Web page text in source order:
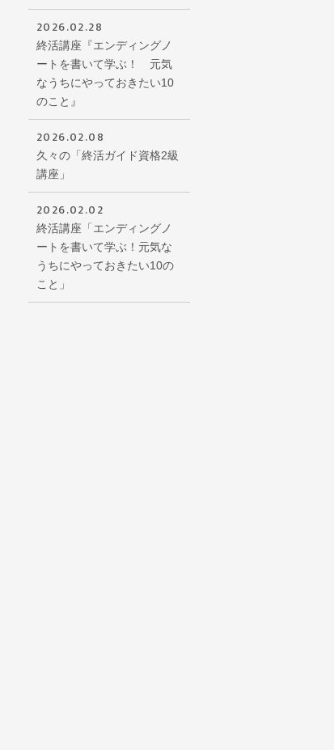
2026.02.28
終活講座『エンディングノ
ートを書いて学ぶ！ 元気
なうちにやっておきたい10
のこと』
2026.02.08
久々の「終活ガイド資格2級
講座」
2026.02.02
終活講座「エンディングノ
ートを書いて学ぶ！元気な
うちにやっておきたい10の
こと」